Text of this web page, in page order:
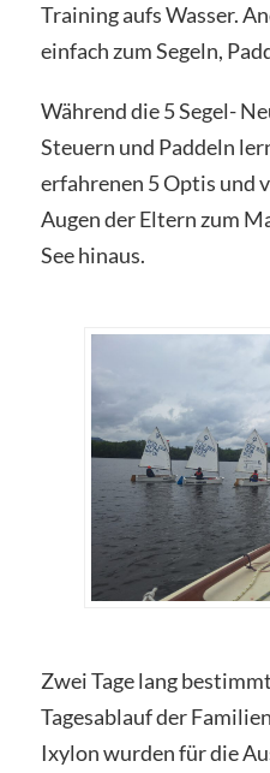
Training aufs Wasser.
einfach zum Segeln,
Während die 5 Segel-
Steuern und Paddeln
erfahrenen 5 Optis und
Augen der Eltern zum
See hinaus.
Zwei Tage lang
Tagesablauf der
Ixylon wurden für die